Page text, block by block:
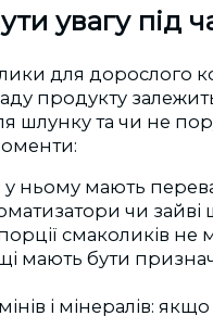
увагу під
для дорослого
продукту
шлунку та чи не
у ньому мають
чи зайві
порції смаколиків
мають бути
і мінералів: